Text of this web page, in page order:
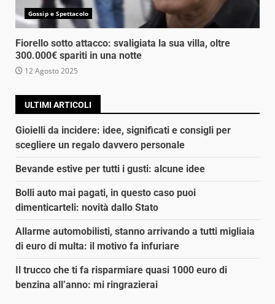
Gossip e Spettacolo
Fiorello sotto attacco: svaligiata la sua villa, oltre
300.000€ spariti in una notte
12 Agosto 2025
ULTIMI ARTICOLI
Gioielli da incidere: idee, significati e consigli per
scegliere un regalo davvero personale
Bevande estive per tutti i gusti: alcune idee
Bolli auto mai pagati, in questo caso puoi
dimenticarteli: novità dallo Stato
Allarme automobilisti, stanno arrivando a tutti migliaia
di euro di multa: il motivo fa infuriare
Il trucco che ti fa risparmiare quasi 1000 euro di
benzina all’anno: mi ringrazierai